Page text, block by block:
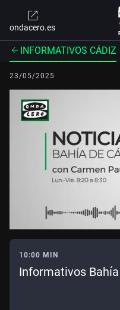
ondacero.es
INFORMATIVOS CÁDIZ
23/05/2025
10:00 MIN
Informativos